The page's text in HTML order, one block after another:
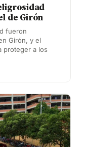
de Girón
fueron
Girón, y el
proteger a los